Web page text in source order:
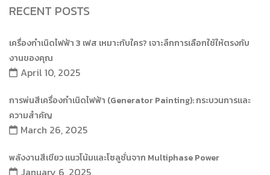
RECENT POSTS
เครื่องกำเนิดไฟฟ้า 3 เฟส เหมาะกับใคร? เจาะลึกการเลือกใช้ให้ตรงกับ
งานของคุณ
April 10, 2025
การพ่นสีเครื่องกำเนิดไฟฟ้า (Generator Painting): กระบวนการและ
ความสำคัญ
March 26, 2025
พลังงานสีเขียว แนวโน้มและโซลูชั่นจาก Multiphase Power
January 6, 2025